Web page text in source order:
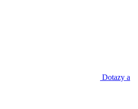
Dotazy a